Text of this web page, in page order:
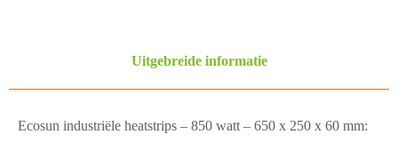
Uitgebreide informatie
Ecosun industriële heatstrips – 850 watt – 650 x 250 x 60 mm: